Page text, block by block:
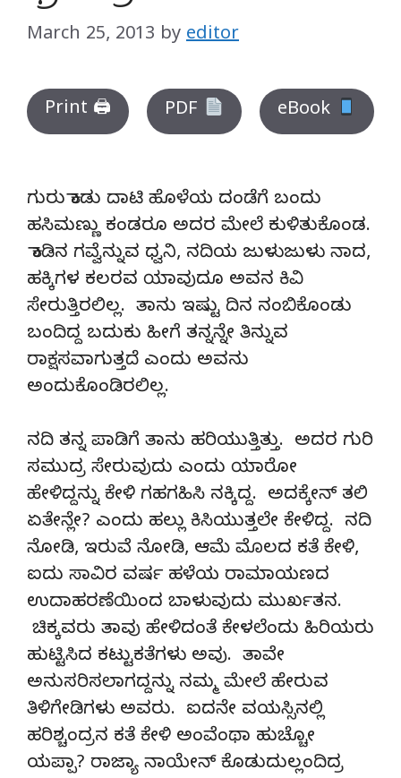
March 25, 2013 by editor
Print 🖨 PDF eBook
ಗುರು ಕಾಡು ದಾಟಿ ಹೊಳೆಯ ದಂಡೆಗೆ ಬಂದು
ಹಸಿಮಣ್ಣು ಕಂಡರೂ ಅದರ ಮೇಲೆ ಕುಳಿತುಕೊಂಡ.
ಕಾಡಿನ ಗವ್ವೆನ್ನುವ ಧ್ವನಿ, ನದಿಯ ಜುಳುಜುಳು ನಾದ,
ಹಕ್ಕಿಗಳ ಕಲರವ ಯಾವುದೂ ಅವನ ಕಿವಿ
ಸೇರುತ್ತಿರಲಿಲ್ಲ. ತಾನು ಇಷ್ಟು ದಿನ ನಂಬಿಕೊಂಡು
ಬಂದಿದ್ದ ಬದುಕು ಹೀಗೆ ತನ್ನನ್ನೇ ತಿನ್ನುವ
ರಾಕ್ಷಸವಾಗುತ್ತದೆ ಎಂದು ಅವನು
ಅಂದುಕೊಂಡಿರಲಿಲ್ಲ.
ನದಿ ತನ್ನ ಪಾಡಿಗೆ ತಾನು ಹರಿಯುತ್ತಿತ್ತು. ಅದರ ಗುರಿ
ಸಮುದ್ರ ಸೇರುವುದು ಎಂದು ಯಾರೋ
ಹೇಳಿದ್ದನ್ನು ಕೇಳಿ ಗಹಗಹಿಸಿ ನಕ್ಕಿದ್ದ. ಅದಕ್ಕೇನ್ ತಲಿ
ಏತೇನ್ಲೇ? ಎಂದು ಹಲ್ಲು ಕಿಸಿಯುತ್ತಲೇ ಕೇಳಿದ್ದ. ನದಿ
ನೋಡಿ, ಇರುವೆ ನೋಡಿ, ಆಮೆ ಮೊಲದ ಕತೆ ಕೇಳಿ,
ಐದು ಸಾವಿರ ವರ್ಷ ಹಳೆಯ ರಾಮಾಯಣದ
ಉದಾಹರಣೆಯಿಂದ ಬಾಳುವುದು ಮುರ್ಖತನ.
ಚಿಕ್ಕವರು ತಾವು ಹೇಳಿದಂತೆ ಕೇಳಲೆಂದು ಹಿರಿಯರು
ಹುಟ್ಟಿಸಿದ ಕಟ್ಟುಕತೆಗಳು ಅವು. ತಾವೇ
ಅನುಸರಿಸಲಾಗದ್ದನ್ನು ನಮ್ಮ ಮೇಲೆ ಹೇರುವ
ತಿಳಿಗೇಡಿಗಳು ಅವರು. ಐದನೇ ವಯಸ್ಸಿನಲ್ಲಿ
ಹರಿಶ್ಚಂದ್ರನ ಕತೆ ಕೇಳಿ ಅಂವೆಂಥಾ ಹುಚ್ಚೋ
ಯಪ್ಪಾ? ರಾಜ್ಯಾ ನಾಯೇನ್ ಕೊಡುದುಲ್ಲಂದಿದ್ರ